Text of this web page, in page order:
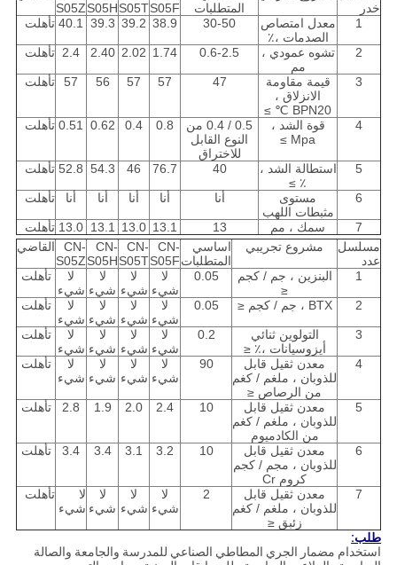
خدر
المتطلبات
S05F
S05T
S05H
S05Z
1
معدل امتصاص
الصدمات ،٪
30-50
38.9
39.2
39.3
40.1 تأهلت
2
تشوه عمودي ،
مم
0.6-2.5
1.74
2.02
2.40
2.4 تأهلت
3
قيمة مقاومة
الانزلاق ،
BPN20 ℃ ≥
47
57
57
56
57 تأهلت
4
قوة الشد ،
Mpa ≥
0.5 / 0.4 من
النوع القابل
للاختراق
0.8
0.4
0.62
0.51 تأهلت
5
استطالة الشد ،
٪ ≥
40
76.7
46
54.3
52.8 تأهلت
6
مستوى
مثبطات اللهب
أنا أنا أنا أنا أنا تأهلت
7 سمك ، مم 13
13.1
13.0
13.1
13.0 تأهلت
مسلسل
عدد
مشروع تجريبي
اساسي
المتطلبات
CN-
S05F
CN-
S05T
CN-
S05H
CN-
S05Z
القاضي
1
البنزين ، جم / كجم
≤
0.05
لا
شيء
لا
شيء
لا
شيء
لا
شيء
تأهلت
2 BTX ، جم / كجم ≤ 0.05
لا
شيء
لا
شيء
لا
شيء
لا
شيء
تأهلت
3
التولوين ثنائي
أيزوسيانات ،٪ ≤
0.2
لا
شيء
لا
شيء
لا
شيء
لا
شيء
تأهلت
4
معدن ثقيل قابل
للذوبان ، ملغم / كغم
من الرصاص ≤
90
لا
شيء
لا
شيء
لا
شيء
لا
شيء
تأهلت
5
معدن ثقيل قابل
للذوبان ، ملغم / كغم
من الكادميوم
10
2.4
2.0
1.9
2.8 تأهلت
6
معدن ثقيل قابل
للذوبان ، مجم / كجم
كروم Cr
10
3.2
3.1
3.4
3.4 تأهلت
7
معدن ثقيل قابل
للذوبان ، ملغم / كغم
زئبق ≤
2
لا
شيء
لا
شيء
لا
شيء
لا
شيء
تأهلت
طلب:
استخدام مضمار الجري المطاطي الصناعي للمدرسة والجامعة والصالة